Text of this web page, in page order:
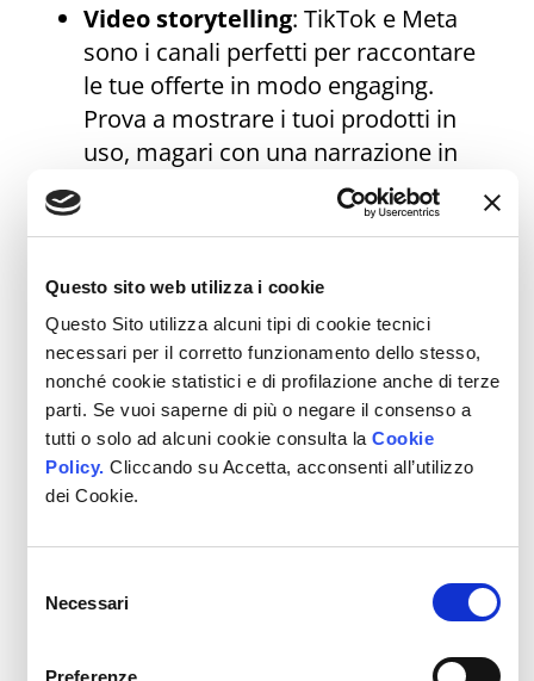
Questo sito web utilizza i cookie
Questo Sito utilizza alcuni tipi di cookie tecnici
necessari per il corretto funzionamento dello stesso,
nonché cookie statistici e di profilazione anche di terze
parti. Se vuoi saperne di più o negare il consenso a
tutti o solo ad alcuni cookie consulta la Cookie
Policy. Cliccando su Accetta, acconsenti all’utilizzo
dei Cookie.
delNecessari
Preferenze
Video storytelling: TikTok e Meta
sono i canali perfetti per raccontare
le tue offerte in modo engaging.
Prova a mostrare i tuoi prodotti in
uso, magari con una narrazione in
prima persona che spiega i vantaggi.
Un cliente nel settore beauty ha
usando prodotti in promozione,
registrando una crescita del +50%
nelle vendite.
Angles persuasivi: testa messaggi
come“Inizia l’anno con una marcia in
più”o “Riparti con stile nel 2024”
e aiutano a connettersi
Aggiungi elementi di scarsità, come